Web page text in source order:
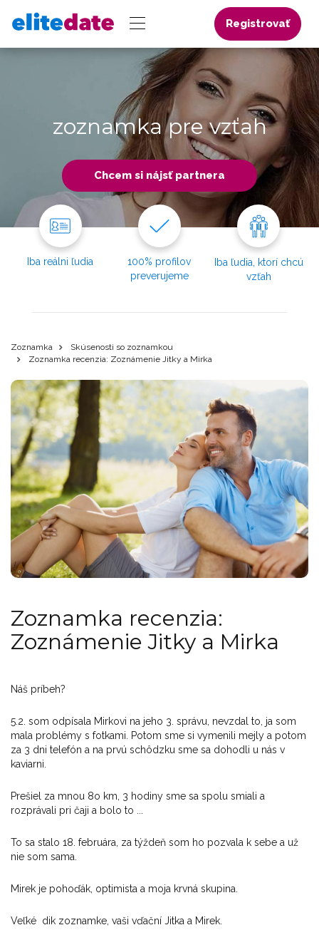
Registrovať
zoznamka pre vzťah
Chcem si nájsť partnera
Iba reálni ľudia
100% profilov
preverujeme
Iba ľudia, ktorí chcú
vzťah
Zoznamka
Skúsenosti so zoznamkou
Zoznamka recenzia: Zoznámenie Jitky a Mirka
Zoznamka recenzia:
Zoznámenie Jitky a Mirka
Náš príbeh?
5.2. som odpísala Mirkovi na jeho 3. správu, nevzdal to, ja som
mala problémy s fotkami. Potom sme si vymenili mejly a potom
za 3 dni telefón a na prvú schôdzku sme sa dohodli u nás v
kaviarni.
Prešiel za mnou 8o km, 3 hodiny sme sa spolu smiali a
rozprávali pri čaji a bolo to ...
To sa stalo 18. februára, za týždeň som ho pozvala k sebe a už
nie som sama.
Mirek je pohoďák, optimista a moja krvná skupina.
Veľké dik zoznamke, vaši vďační Jitka a Mirek.